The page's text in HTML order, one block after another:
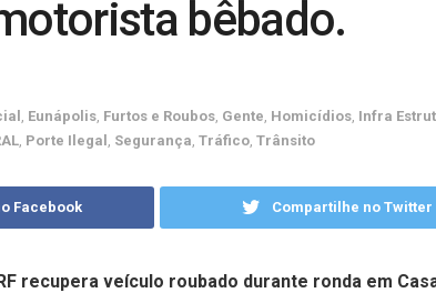
bêbado.
Eunápolis Furtos e Roubos Gente Homicídios Infra
Porte Ilegal Segurança Tráfico Trânsito
Facebook Compartilhe no Twitter
recupera veículo roubado durante ronda em